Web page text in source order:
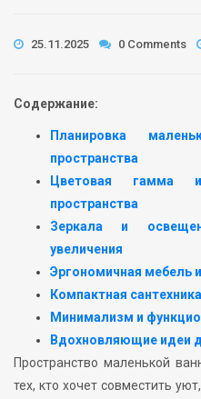
25.11.2025 0 Comments
Содержание:
Планировка
пространства
Цветовая гамма и
пространства
Зеркала и
увеличения
Эргономичная мебель
Компактная
Минимализм и
Вдохновляющие идеи
Пространство маленькой
тех, кто хочет совместить